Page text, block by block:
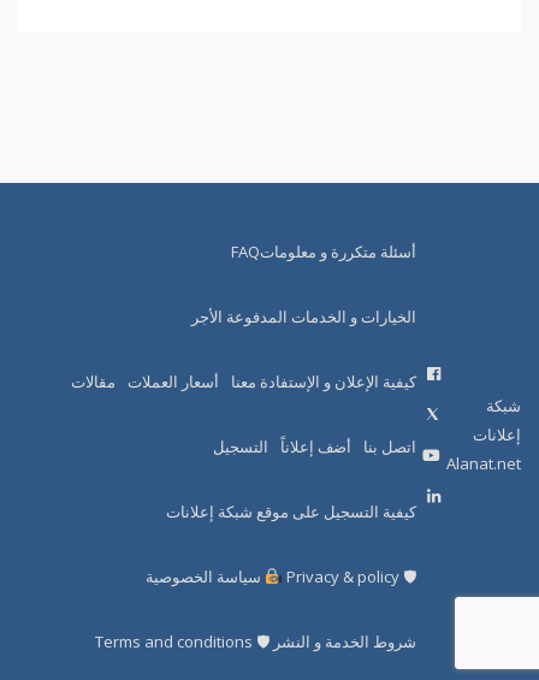
شبكة
إعلانات
Alanat.net
أسئلة متكررة و معلوماتFAQ
الخيارات و الخدمات المدفوعة الأجر
كيفية الإعلان و الإستفادة معنا أسعار العملات مقالات
اتصل بنا أضف إعلاناً التسجيل
كيفية التسجيل على موقع شبكة إعلانات
🛡 Privacy & policy سياسة الخصوصية
شروط الخدمة و النشر 🛡 Terms and conditions